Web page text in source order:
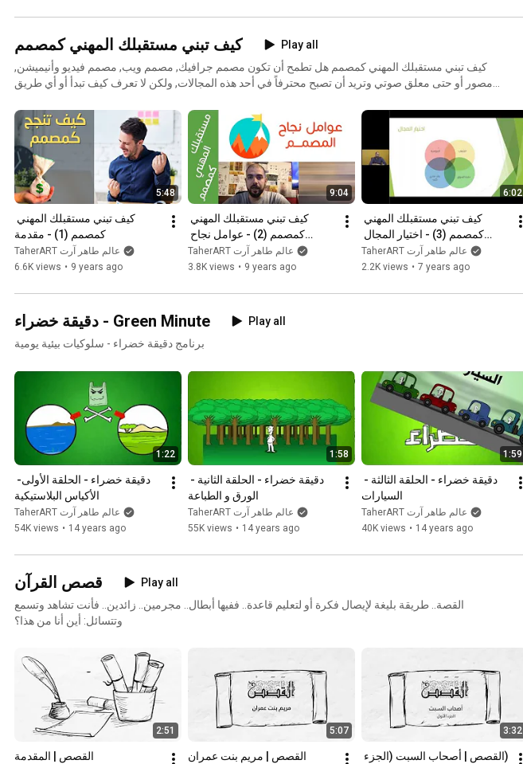
كيف تبني مستقبلك المهني كمصمم
Play all
كيف تبني مستقبلك المهني كمصمم هل تطمح أن تكون مصمم جرافيك, مصمم ويب, مصمم فيديو وأنيميشن,
مصور أو حتى معلق صوتي وتريد أن تصبح محترفاً في أحد هذه المجالات, ولكن لا تعرف كيف تبدأ أو أي طريق
المجالات وتتفوق فيها بإذن الله وتحقق لنفسك الدخل الكبير الذي تطمح به. تقديم: أحمد طاهر
http://www.taherart.com
5:48
كمصمم (1) - مقدمة
TaherART عالم طاهر آرت
6.6K views • 9 years ago
9:04
المصمم
TaherART عالم طاهر آرت
3.8K views • 9 years ago
6:02
المهني
TaherART عالم طاهر آرت
2.2K views • 7 years ago
دقيقة خضراء - Green Minute
Play all
برنامج دقيقة خضراء - سلوكيات بيئية يومية
1:22
الأكياس البلاستيكية
TaherART عالم طاهر آرت
54K views • 14 years ago
1:58
الورق و الطباعة
TaherART عالم طاهر آرت
55K views • 14 years ago
1:59
السيارات
TaherART عالم طاهر آرت
40K views • 14 years ago
قصص القرآن
Play all
القصة.. طريقة بليغة لإيصال فكرة أو لتعليم قاعدة.. ففيها أبطال.. مجرمين.. زائدين.. فأنت تشاهد وتسمع
وتتسائل: أين أنا من هذا؟
2:51
القصص | المقدمة
5:07
القصص | مريم بنت عمران
3:32